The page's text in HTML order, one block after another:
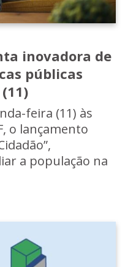
inovadora de
públicas
feira (11) às
o lançamento
a população na